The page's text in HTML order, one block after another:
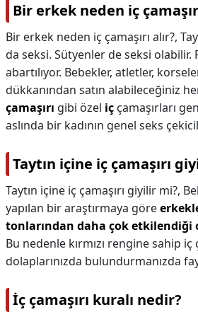
Bir erkek neden iç
Bir erkek neden iç çamaşırı alır?,
da seksi. Sütyenler de seksi olabilir.
abartılıyor. Bebekler, atletler,
dükkanından satın alabileceğiniz
çamaşırı gibi özel iç çamaşırları
aslında bir kadının genel seks
Taytın içine iç çamaşırı
Taytın içine iç çamaşırı giyilir mi?,
yapılan bir araştırmaya göre
tonlarından daha çok
Bu nedenle kırmızı rengine sahip iç
dolaplarınızda bulundurmanızda
İç çamaşırı kuralı nedir?